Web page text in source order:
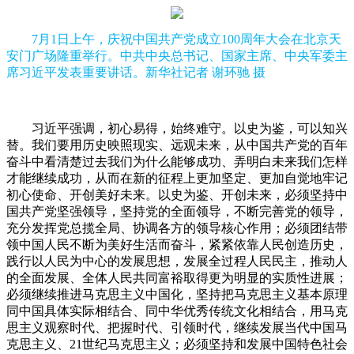
7月1日上午，庆祝中国共产党成立100周年大会在北京天
安门广场隆重举行。中共中央总书记、国家主席、中央军委主
席习近平发表重要讲话。新华社记者 谢环驰 摄
习近平强调，初心易得，始终难守。以史为鉴，可以知兴
替。我们要用历史映照现实、远观未来，从中国共产党的百年
奋斗中看清楚过去我们为什么能够成功、弄明白未来我们怎样
才能继续成功，从而在新的征程上更加坚定、更加自觉地牢记
初心使命、开创美好未来。以史为鉴、开创未来，必须坚持中
国共产党坚强领导，坚持党的全面领导，不断完善党的领导，
充分发挥党总揽全局、协调各方的领导核心作用；必须团结带
领中国人民不断为美好生活而奋斗，紧紧依靠人民创造历史，
践行以人民为中心的发展思想，发展全过程人民民主，推动人
的全面发展、全体人民共同富裕取得更为明显的实质性进展；
必须继续推进马克思主义中国化，坚持把马克思主义基本原理
同中国具体实际相结合、同中华优秀传统文化相结合，用马克
思主义观察时代、把握时代、引领时代，继续发展当代中国马
克思主义、21世纪马克思主义；必须坚持和发展中国特色社会